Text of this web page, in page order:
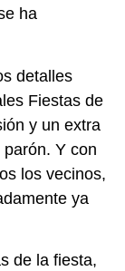
ha
detalles
Fiestas de
y un extra
Y con
los vecinos,
ya
de la fiesta,